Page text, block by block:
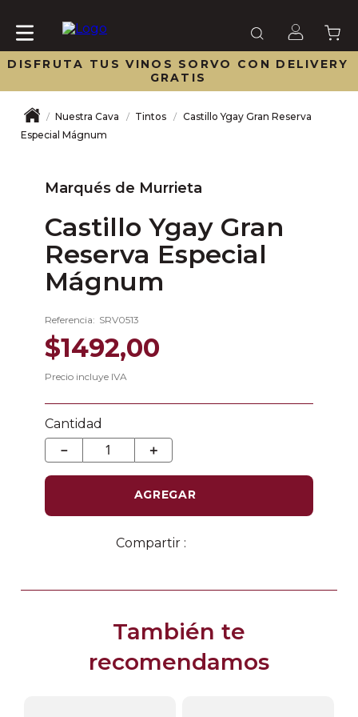
DISFRUTA TUS VINOS SORVO CON DELIVERY
GRATIS
Nuestra Cava Tintos
Castillo Ygay Gran Reserva
Especial Mágnum
Marqués de Murrieta
Castillo Ygay Gran
Reserva Especial
Mágnum
Referencia: SRV0513
$1492,00
Precio incluye IVA
Cantidad
＋
－
AGREGAR
También te
recomendamos